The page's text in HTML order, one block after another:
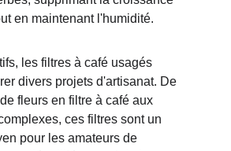
en maintenant l'humidité.
les filtres à café usagés
divers projets d'artisanat. De
fleurs en filtre à café aux
ces filtres sont un
pour les amateurs de